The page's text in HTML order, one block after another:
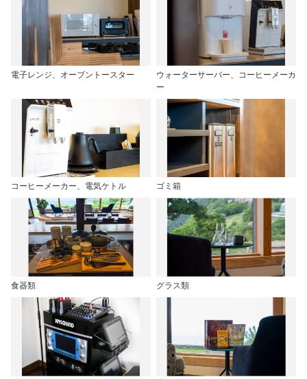
電子レンジ、オーブントースター
ウォーターサーバー、コーヒーメーカ
ー
コーヒーメーカー、電気ケトル ゴミ箱
食器類 グラス類